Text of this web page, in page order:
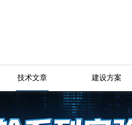
技术文章 建设方案